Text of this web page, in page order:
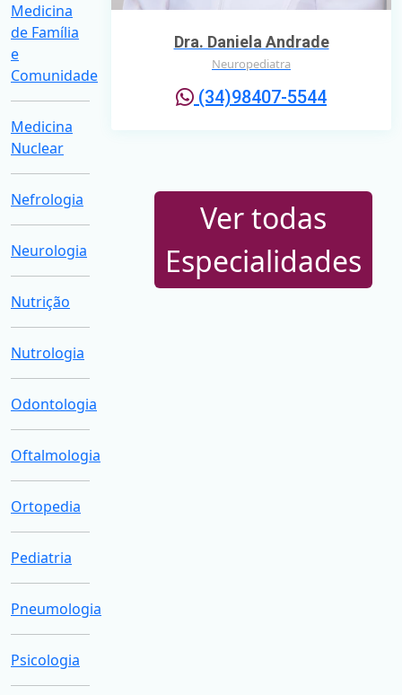
Medicina
de Família
e
Comunidade
Medicina
Nuclear
Nefrologia
Neurologia
Nutrição
Nutrologia
Odontologia
Oftalmologia
Ortopedia
Pediatria
Pneumologia
Psicologia
Dra. Daniela Andrade
Neuropediatra
(34)98407-5544
Ver todas
Especialidades